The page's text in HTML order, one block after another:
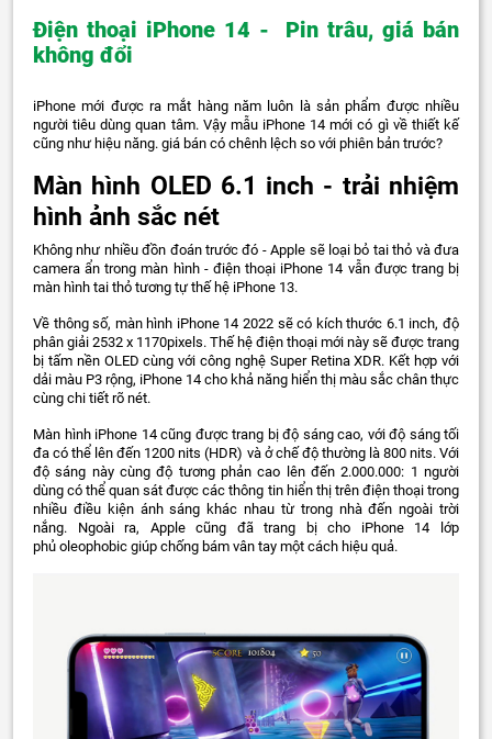
Điện thoại iPhone 14 - Pin trâu, giá bán
không đổi
iPhone mới được ra mắt hàng năm luôn là sản phẩm được nhiều
người tiêu dùng quan tâm. Vậy mẫu iPhone 14 mới có gì về thiết kế
cũng như hiệu năng. giá bán có chênh lệch so với phiên bản trước?
Màn hình OLED 6.1 inch - trải nhiệm
hình ảnh sắc nét
Không như nhiều đồn đoán trước đó - Apple sẽ loại bỏ tai thỏ và đưa
camera ẩn trong màn hình - điện thoại iPhone 14 vẫn được trang bị
màn hình tai thỏ tương tự thế hệ iPhone 13.
Về thông số, màn hình iPhone 14 2022 sẽ có kích thước 6.1 inch, độ
phân giải 2532 x 1170pixels. Thế hệ điện thoại mới này sẽ được trang
bị tấm nền OLED cùng với công nghệ Super Retina XDR. Kết hợp với
dải màu P3 rộng, iPhone 14 cho khả năng hiển thị màu sắc chân thực
cùng chi tiết rõ nét.
Màn hình iPhone 14 cũng được trang bị độ sáng cao, với độ sáng tối
đa có thể lên đến 1200 nits (HDR) và ở chế độ thường là 800 nits. Với
độ sáng này cùng độ tương phản cao lên đến 2.000.000: 1 người
dùng có thể quan sát được các thông tin hiển thị trên điện thoại trong
nhiều điều kiện ánh sáng khác nhau từ trong nhà đến ngoài trời
nắng. Ngoài ra, Apple cũng đã trang bị cho iPhone 14 lớp
phủ oleophobic giúp chống bám vân tay một cách hiệu quả.